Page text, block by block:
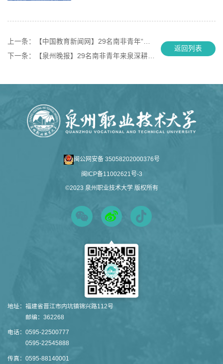
上一条：
【中国教育新闻网】29名南非青年“学在中国”：行拜师礼仪 学电商技能
下一条：
【泉州晚报】29名南非青年来泉深耕跨境电商技能 传统拜师礼架起中南友谊桥
返回列表
闽公网安备 35058202000376号
闽ICP备11002621号-3
©2023 泉州职业技术大学 版权所有
地址： 福建省晋江市内坑镇锦兴路112号
邮编：362268
电话： 0595-22500777
0595-22545888
传真： 0595-88140001